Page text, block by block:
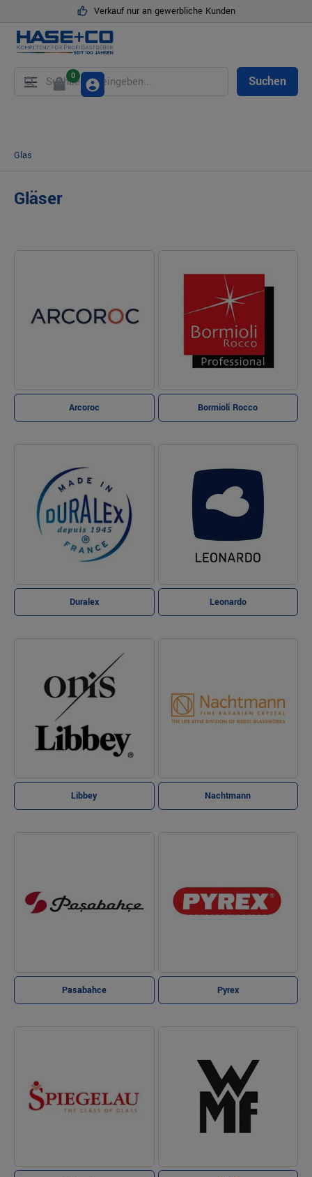
Verkauf nur an gewerbliche Kunden
Suchen
0
Glas
Gläser
Arcoroc Bormioli Rocco
Duralex Leonardo
Libbey Nachtmann
Pasabahce Pyrex